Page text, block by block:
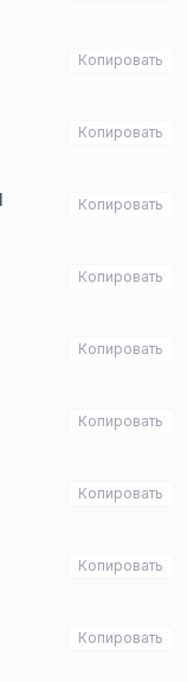
Копировать
Копировать
Копировать
Копировать
Копировать
Копировать
Копировать
Копировать
Копировать